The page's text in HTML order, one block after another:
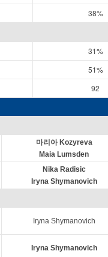
38%
31%
51%
92
마리아 Kozyreva
Maia Lumsden
Nika Radisic
Iryna Shymanovich
Iryna Shymanovich
Iryna Shymanovich